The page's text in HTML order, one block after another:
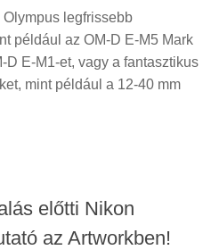
legfrissebb
például az OM-D E-M5 Mark
D E-M1-et, vagy a fantasztikus
mint például a 12-40 mm
előtti Nikon
az Artworkben!